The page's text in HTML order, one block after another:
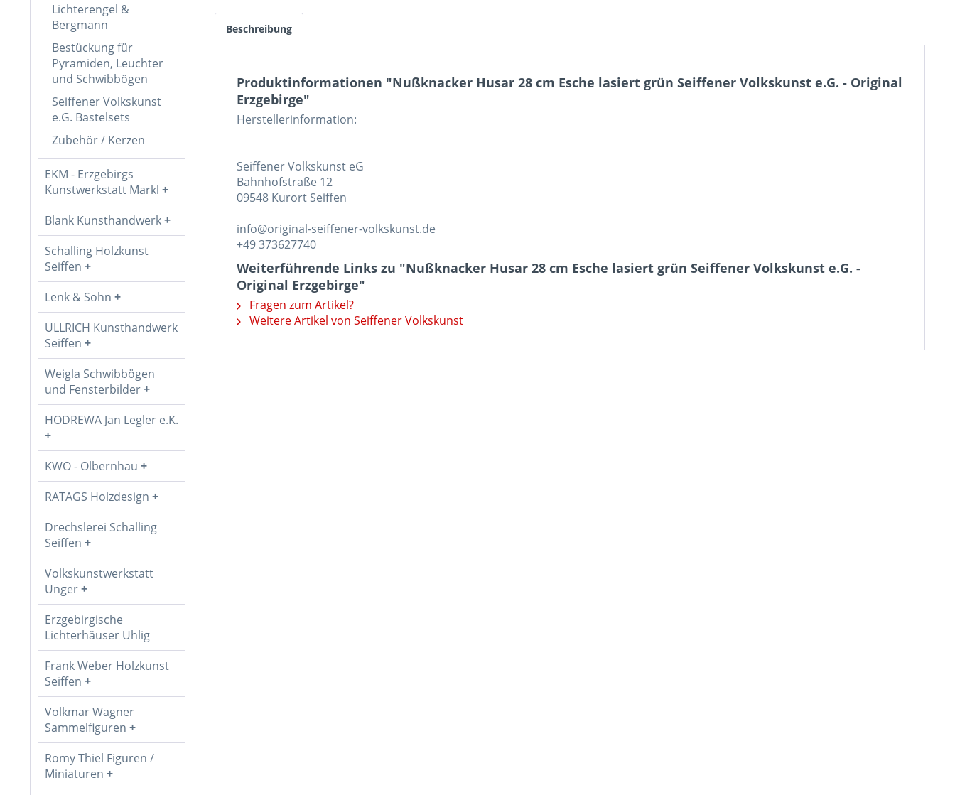
Lichterengel &
Bergmann
Bestückung für
Pyramiden, Leuchter
und Schwibbögen
Seiffener Volkskunst
e.G. Bastelsets
Zubehör / Kerzen
EKM - Erzgebirgs
Kunstwerkstatt Markl
Blank Kunsthandwerk
Schalling Holzkunst
Seiffen
Lenk & Sohn
ULLRICH Kunsthandwerk
Seiffen
Weigla Schwibbögen
und Fensterbilder
HODREWA Jan Legler e.K.
KWO - Olbernhau
RATAGS Holzdesign
Drechslerei Schalling
Seiffen
Volkskunstwerkstatt
Unger
Erzgebirgische
Lichterhäuser Uhlig
Frank Weber Holzkunst
Seiffen
Volkmar Wagner
Sammelfiguren
Romy Thiel Figuren /
Miniaturen
Beschreibung
Produktinformationen "Nußknacker Husar 28 cm Esche lasiert grün Seiffener Volkskunst e.G. - Original
Erzgebirge"
Herstellerinformation:
Seiffener Volkskunst eG
Bahnhofstraße 12
09548 Kurort Seiffen
info@original-seiffener-volkskunst.de
+49 373627740
Weiterführende Links zu "Nußknacker Husar 28 cm Esche lasiert grün Seiffener Volkskunst e.G. -
Original Erzgebirge"
Fragen zum Artikel?
Weitere Artikel von Seiffener Volkskunst